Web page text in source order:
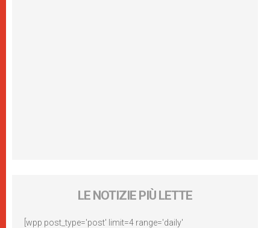
LE NOTIZIE PIÙ LETTE
[wpp post_type='post' limit=4 range='daily'